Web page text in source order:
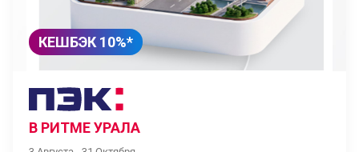
КЕШБЭК 10%*
В РИТМЕ УРАЛА